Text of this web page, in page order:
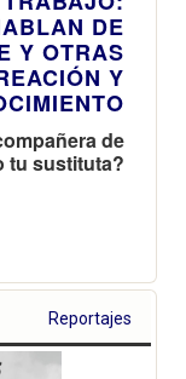
DE
Y OTRAS
Y
de
sustituta?
Reportajes